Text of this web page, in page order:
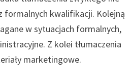
formalnych kwalifikacji. Kolejną
w sytuacjach formalnych,
Z kolei tłumaczenia
marketingowe.